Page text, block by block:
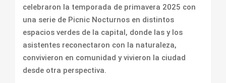
celebraron la temporada de primavera 2025 con
una serie de Picnic Nocturnos en distintos
espacios verdes de la capital, donde las y los
asistentes reconectaron con la naturaleza,
convivieron en comunidad y vivieron la ciudad
desde otra perspectiva.